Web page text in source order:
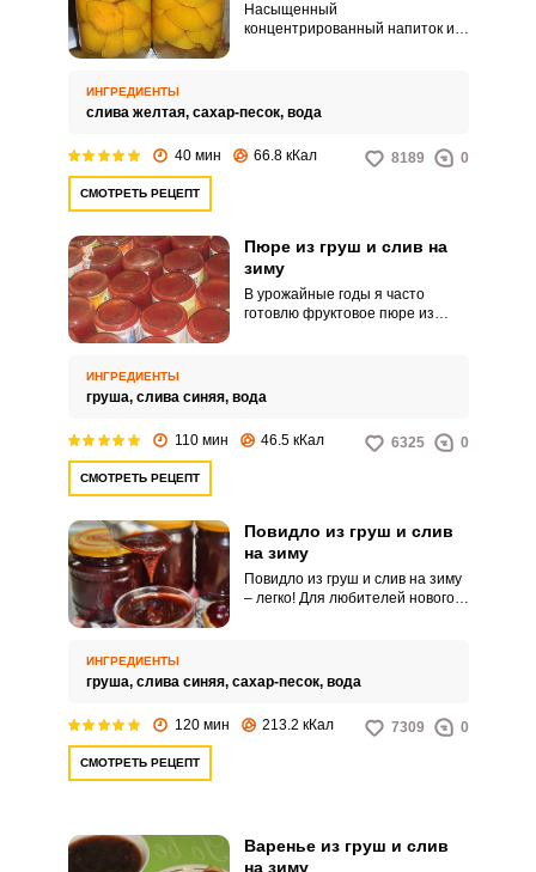
Насыщенный
концентрированный напиток из
напитка, вы сможете развести
его кипяченой водой и
компота. Для заготовки очень
кладовой.
ИНГРЕДИЕНТЫ
слива желтая, сахар-песок, вода
40 мин 66.8 кКал 8189 0
СМОТРЕТЬ РЕЦЕПТ
Пюре из груш и слив на
зиму
В урожайные годы я часто
готовлю фруктовое пюре из
песок и дополнительные
консерванты.
ИНГРЕДИЕНТЫ
груша, слива синяя, вода
110 мин 46.5 кКал 6325 0
СМОТРЕТЬ РЕЦЕПТ
Повидло из груш и слив
на зиму
Повидло из груш и слив на зиму
– легко! Для любителей нового
сливы. Для повидла лучше взять
твердую грушу и плотную
будет густое и сохранит
ИНГРЕДИЕНТЫ
груша, слива синяя, сахар-песок, вода
120 мин 213.2 кКал 7309 0
СМОТРЕТЬ РЕЦЕПТ
Варенье из груш и слив
на зиму